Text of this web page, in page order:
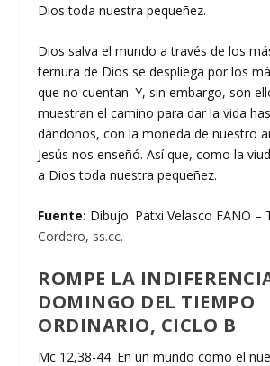
Dios toda nuestra pequeñez.
Dios salva el mundo a través de los
ternura de Dios se despliega por los
que no cuentan. Y, sin embargo, son
muestran el camino para dar la vida
dándonos, con la moneda de nuestro
Jesús nos enseñó. Así que, como la
a Dios toda nuestra pequeñez.
Fuente: Dibujo: Patxi Velasco FANO –
Cordero, ss.cc.
ROMPE LA
DOMINGO DEL TIEMPO
ORDINARIO, CICLO B
Mc 12,38-44. En un mundo como el